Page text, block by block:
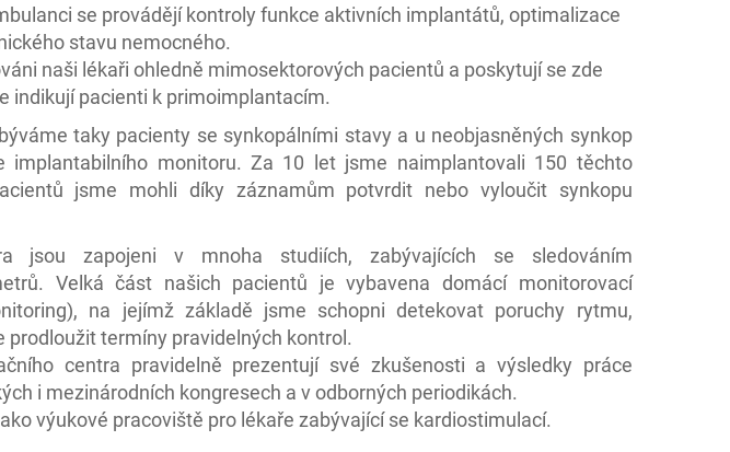
se provádějí kontroly funkce aktivních implantátů, optimalizace
stavu nemocného.
naši lékaři ohledně mimosektorových pacientů a poskytují se zde
indikují pacienti k primoimplantacím.
taky pacienty se synkopálními stavy a u neobjasněných synkop
implantabilního monitoru. Za 10 let jsme naimplantovali 150 těchto
jsme mohli díky záznamům potvrdit nebo vyloučit synkopu
jsou zapojeni v mnoha studiích, zabývajících se sledováním
Velká část našich pacientů je vybavena domácí monitorovací
na jejímž základě jsme schopni detekovat poruchy rytmu,
prodloužit termíny pravidelných kontrol.
centra pravidelně prezentují své zkušenosti a výsledky práce
i mezinárodních kongresech a v odborných periodikách.
výukové pracoviště pro lékaře zabývající se kardiostimulací.